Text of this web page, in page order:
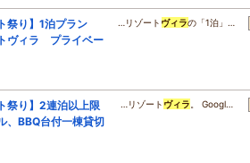
祭り】1泊プラン
ヴィラ プライベー
…リゾート ヴィラの「1泊」…
祭り】2連泊以上限
、BBQ台付一棟貸切
…リゾート ヴィラ 。 Googl…